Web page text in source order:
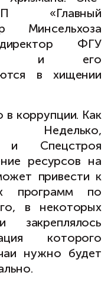
«Главный
Минсельхоза
ФГУ
и его
в хищении
коррупции. Как
Неделько,
и Спецстроя
ресурсов на
привести к
программ по
в некоторых
которого
нужно будет